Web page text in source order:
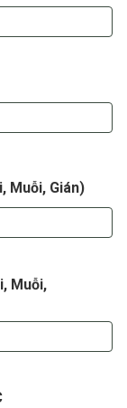
Muỗi, Gián)
Muỗi,